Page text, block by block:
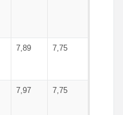
7,89 7,75
7,97 7,75